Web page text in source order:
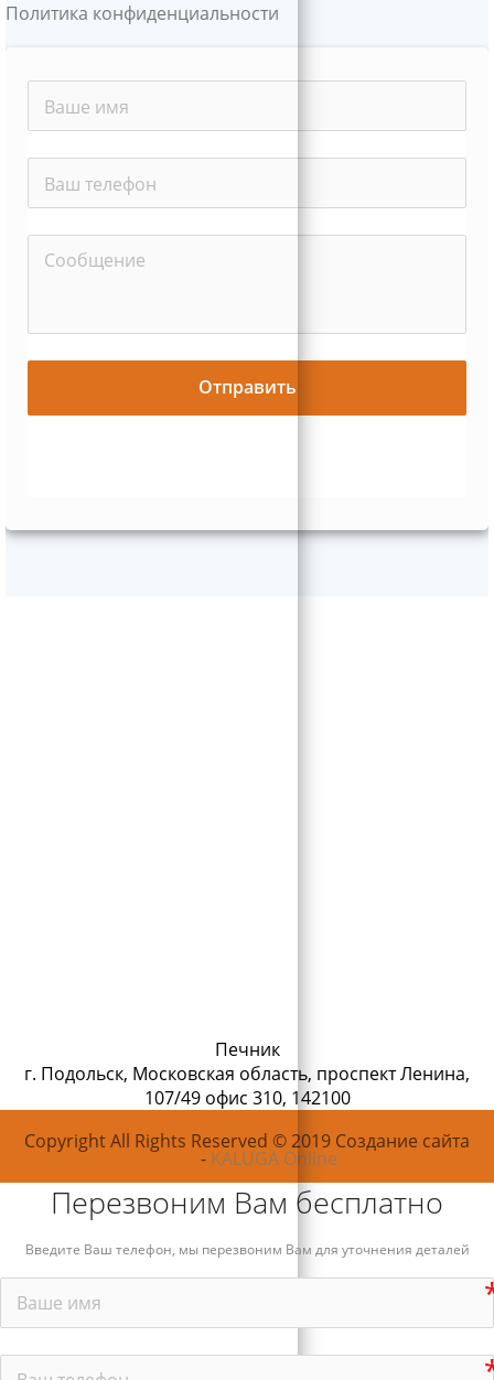
Политика конфиденциальности
Отправить
Печник
г. Подольск, Московская область, проспект Ленина,
107/49 офис 310, 142100
Copyright All Rights Reserved © 2019 Создание сайта
- KALUGA Online
Перезвоним Вам бесплатно
Введите Ваш телефон, мы перезвоним Вам для уточнения деталей